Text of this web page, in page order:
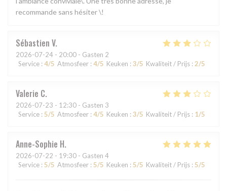
recommande sans hésiter \!
Sébastien V
2026-07-24 - 20:00 - Gasten 2
Service : 4/5 Atmosfeer : 4/5 Keuken : 3/5 Kwaliteit / Prijs : 2/5
Valerie C
2026-07-23 - 12:30 - Gasten 3
Service : 5/5 Atmosfeer : 4/5 Keuken : 3/5 Kwaliteit / Prijs : 1/5
Anne-Sophie H
2026-07-22 - 19:30 - Gasten 4
Service : 5/5 Atmosfeer : 5/5 Keuken : 5/5 Kwaliteit / Prijs : 5/5